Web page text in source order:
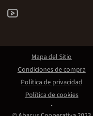
Mapa del Sitio
Condiciones de compra
Política de privacidad
Política de cookies